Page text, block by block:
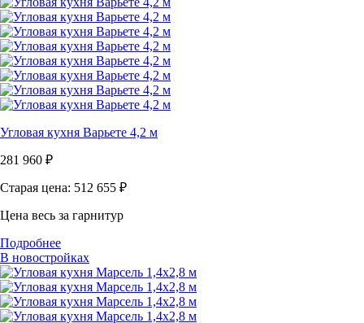
Угловая кухня Варьете 4,2 м
281 960 ₽
Старая цена: 512 655 ₽
Цена весь за гарнитур
Подробнее
В новостройках